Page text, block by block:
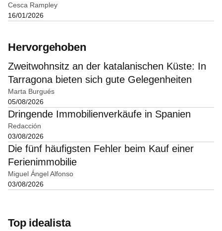
Cesca Rampley
16/01/2026
Hervorgehoben
Zweitwohnsitz an der katalanischen Küste: In
Tarragona bieten sich gute Gelegenheiten
Marta Burgués
05/08/2026
Dringende Immobilienverkäufe in Spanien
Redacción
03/08/2026
Die fünf häufigsten Fehler beim Kauf einer
Ferienimmobilie
Miguel Ángel Alfonso
03/08/2026
Top idealista